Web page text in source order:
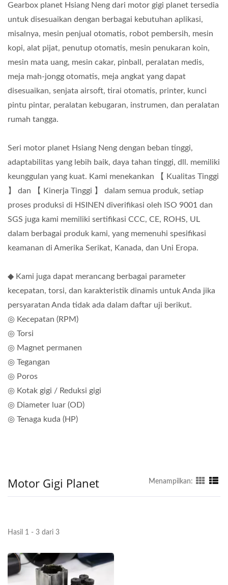
Gearbox planet Hsiang Neng dari motor gigi planet tersedia
untuk disesuaikan dengan berbagai kebutuhan aplikasi,
misalnya, mesin penjual otomatis, robot pembersih, mesin
kopi, alat pijat, penutup otomatis, mesin penukaran koin,
mesin mata uang, mesin cakar, pinball, peralatan medis,
meja mah-jongg otomatis, meja angkat yang dapat
disesuaikan, senjata airsoft, tirai otomatis, printer, kunci
pintu pintar, peralatan kebugaran, instrumen, dan peralatan
rumah tangga.
Seri motor planet Hsiang Neng dengan beban tinggi,
adaptabilitas yang lebih baik, daya tahan tinggi, dll. memiliki
keunggulan yang kuat. Kami menekankan 【 Kualitas Tinggi
】 dan 【 Kinerja Tinggi 】 dalam semua produk, setiap
proses produksi di HSINEN diverifikasi oleh ISO 9001 dan
SGS juga kami memiliki sertifikasi CCC, CE, ROHS, UL
dalam berbagai produk kami, yang memenuhi spesifikasi
keamanan di Amerika Serikat, Kanada, dan Uni Eropa.
◆ Kami juga dapat merancang berbagai parameter
kecepatan, torsi, dan karakteristik dinamis untuk Anda jika
persyaratan Anda tidak ada dalam daftar uji berikut.
◎ Kecepatan (RPM)
◎ Torsi
◎ Magnet permanen
◎ Tegangan
◎ Poros
◎ Kotak gigi / Reduksi gigi
◎ Diameter luar (OD)
◎ Tenaga kuda (HP)
Motor Gigi Planet Menampilkan:
Hasil 1 - 3 dari 3